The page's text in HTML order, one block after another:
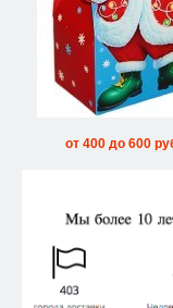
от 400 до 600